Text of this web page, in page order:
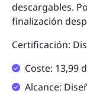
descargables.
finalización
Certificación:
Coste: 13,99
Alcance: